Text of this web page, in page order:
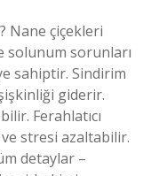
Nane çiçekleri
solunum sorunları
sahiptir. Sindirim
giderir.
Ferahlatıcı
stresi azaltabilir.
detaylar –